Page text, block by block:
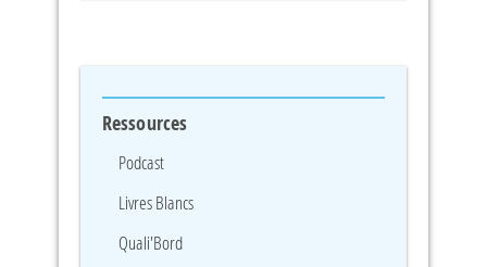
Ressources
Podcast
Livres Blancs
Quali'Bord